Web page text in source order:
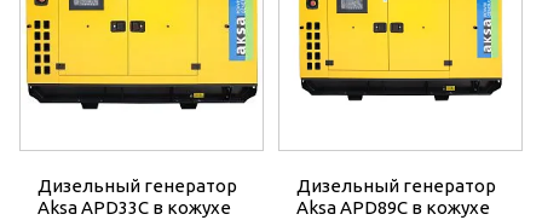
Дизельный генератор
Aksa APD33C в кожухе
Дизельный генератор
Aksa APD89C в кожухе